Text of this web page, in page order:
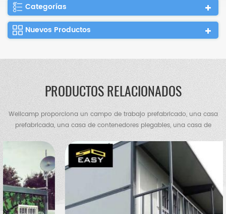
Categorías
Nuevos Productos
PRODUCTOS RELACIONADOS
Wellcamp proporciona un campo de trabajo prefabricado, una casa
prefabricada, una casa de contenedores plegables, una casa de
contenedores de paquete plano, una casa de contenedores
expandible, una villa de contenedores, una villa de acero, un
almacén de estructura de acero, un cobertizo de pollos, un baño
portátil, una casa de guardia, etc.